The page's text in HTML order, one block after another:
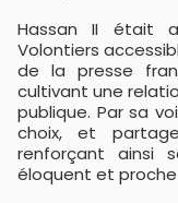
Hassan II était
Volontiers
de la presse
cultivant une
publique. Par sa
choix, et
renforçant ainsi
éloquent et